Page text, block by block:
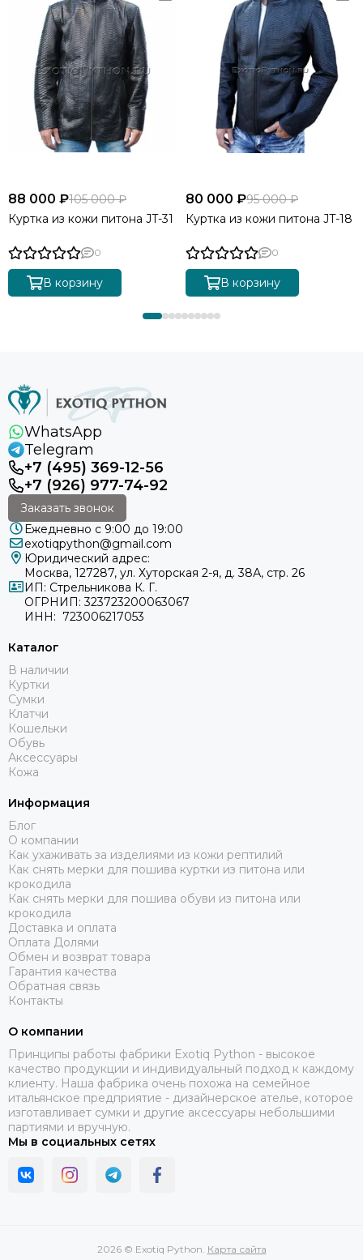
88 000 ₽105 000 ₽
Куртка из кожи питона JT-31
0
В корзину
80 000 ₽95 000 ₽
Куртка из кожи питона JT-18
0
В корзину
WhatsApp
Telegram
+7 (495) 369-12-56
+7 (926) 977-74-92
Заказать звонок
Ежедневно с 9:00 до 19:00
exotiqpython@gmail.com
Юридический адрес:
Москва, 127287, ул. Хуторская 2-я, д. 38А, стр. 26
ИП: Стрельникова К. Г.
ОГРНИП: 323723200063067
ИНН: 723006217053
Каталог
В наличии
Куртки
Сумки
Клатчи
Кошельки
Обувь
Аксессуары
Кожа
Информация
Блог
О компании
Как ухаживать за изделиями из кожи рептилий
Как снять мерки для пошива куртки из питона или
крокодила
Как снять мерки для пошива обуви из питона или
крокодила
Доставка и оплата
Оплата Долями
Обмен и возврат товара
Гарантия качества
Обратная связь
Контакты
О компании
Принципы работы фабрики Exotiq Python - высокое
качество продукции и индивидуальный подход к каждому
клиенту. Наша фабрика очень похожа на семейное
итальянское предприятие - дизайнерское ателье, которое
изготавливает сумки и другие аксессуары небольшими
партиями и вручную.
Мы в социальных сетях
2026 © Exotiq Python. Карта сайта